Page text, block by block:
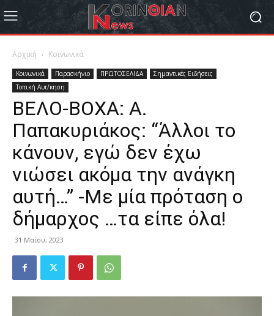
Αρχική Κοινωνικά
Κοινωνικά Παρασκήνιο ΠΡΩΤΟΣΕΛΙΔΑ
Σημαντικές Ειδήσεις
Τοπική Αυτ/κηση
ΒΕΛΟ-ΒΟΧΑ: Α.
Παπακυριάκος: “Άλλοι το
κάνουν, εγώ δεν έχω
νιώσει ακόμα την ανάγκη
αυτή…” -Με μία πρόταση ο
δήμαρχος …τα είπε όλα!
31 Μαΐου, 2023